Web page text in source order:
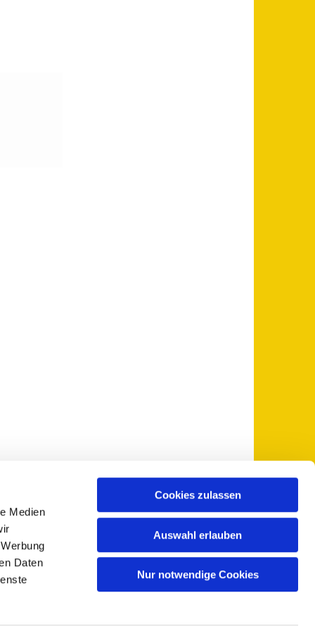
Medien
Daten
Cookies zulassen
Auswahl erlauben
Nur notwendige Cookies
0 pfarramt@sankt-otto.de